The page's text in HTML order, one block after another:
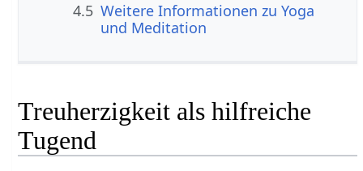
4.5 Weitere Informationen zu Yoga
und Meditation
Treuherzigkeit als hilfreiche
Tugend